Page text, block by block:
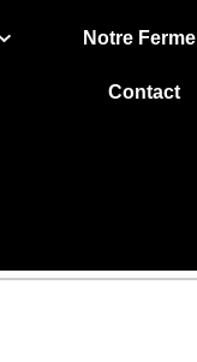
Notre Ferme
Contact